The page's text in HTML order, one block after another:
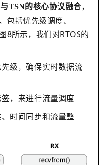
TSN的核心协议融合，
包括优先级调度、
8所示，我们对RTOS的
级，确保实时数据流
，来进行流量调度
时间同步和流量整